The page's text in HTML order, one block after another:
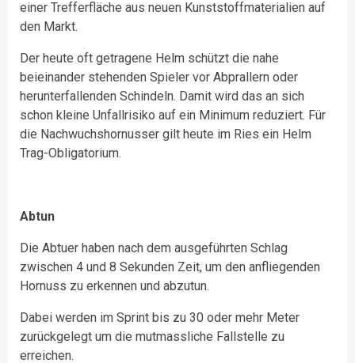
einer Trefferfläche aus neuen Kunststoffmaterialien auf
den Markt.
Der heute oft getragene Helm schützt die nahe
beieinander stehenden Spieler vor Abprallern oder
herunterfallenden Schindeln. Damit wird das an sich
schon kleine Unfallrisiko auf ein Minimum reduziert. Für
die Nachwuchshornusser gilt heute im Ries ein Helm
Trag-Obligatorium.
Abtun
Die Abtuer haben nach dem ausgeführten Schlag
zwischen 4 und 8 Sekunden Zeit, um den anfliegenden
Hornuss zu erkennen und abzutun.
Dabei werden im Sprint bis zu 30 oder mehr Meter
zurückgelegt um die mutmassliche Fallstelle zu
erreichen.